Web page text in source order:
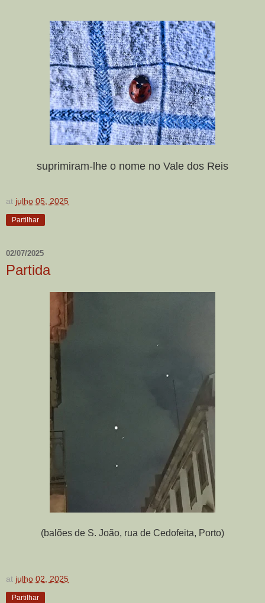
suprimiram-lhe o nome no Vale dos Reis
at julho 05, 2025
Partilhar
02/07/2025
Partida
(balões de S. João, rua de Cedofeita, Porto)
at julho 02, 2025
Partilhar